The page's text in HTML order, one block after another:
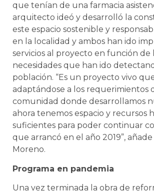
que tenían de una farmacia
arquitecto ideó y desarrolló la
este espacio sostenible y
en la localidad y ambos han ido
servicios al proyecto en función de
necesidades que han ido
población. “Es un proyecto vivo
adaptándose a los requerimientos
comunidad donde desarrollamos
ahora tenemos espacio y recursos
suficientes para poder continuar
que arrancó en el año 2019”,
Moreno.
Programa en pandemia
Una vez terminada la obra de